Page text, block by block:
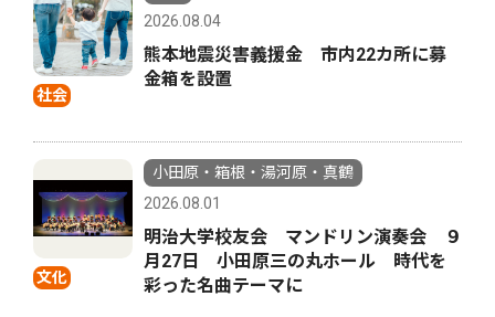
社会
2026.08.04
熊本地震災害義援金 市内22カ所に募
金箱を設置
文化
小田原・箱根・湯河原・真鶴
2026.08.01
明治大学校友会 マンドリン演奏会 ９
月27日 小田原三の丸ホール 時代を
彩った名曲テーマに